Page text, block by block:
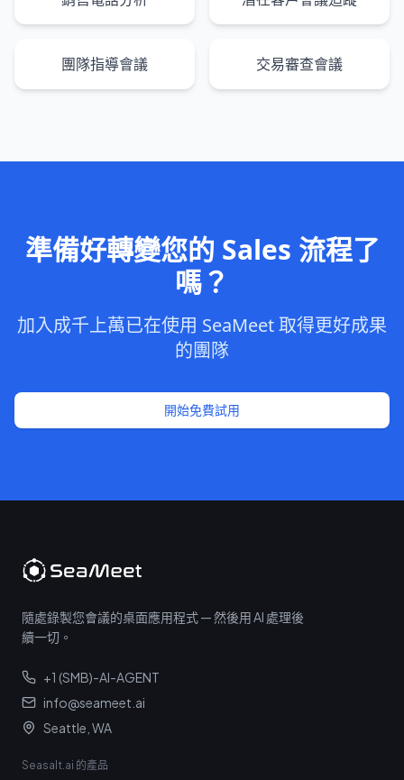
團隊指導會議 交易審查會議
準備好轉變您的 Sales 流程了
嗎？
加入成千上萬已在使用 SeaMeet 取得更好成果
的團隊
開始免費試用
隨處錄製您會議的桌面應用程式 — 然後用 AI 處理後
續一切。
+1 (SMB)-AI-AGENT
info@seameet.ai
Seattle, WA
Seasalt.ai 的產品